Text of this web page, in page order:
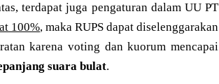
terdapat juga pengaturan dalam UU PT
100%, maka RUPS dapat diselenggarakan
karena voting dan kuorum mencapai
suara bulat.